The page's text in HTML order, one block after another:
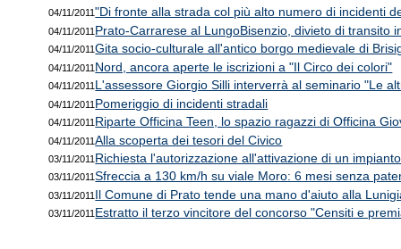
04/11/2011"Di fronte alla strada col più alto numero di incidenti
04/11/2011 Prato-Carrarese al LungoBisenzio, divieto di transito
04/11/2011Gita socio-culturale all'antico borgo medievale di
04/11/2011 Nord, ancora aperte le iscrizioni a "Il Circo dei colori"
04/11/2011 L'assessore Giorgio Silli interverrà al seminario "Le
04/11/2011 Pomeriggio di incidenti stradali
04/11/2011 Riparte Officina Teen, lo spazio ragazzi di Officina
04/11/2011Alla scoperta dei tesori del Civico
03/11/2011 Richiesta l'autorizzazione all'attivazione di un
03/11/2011Sfreccia a 130 km/h su viale Moro: 6 mesi senza
03/11/2011 Il Comune di Prato tende una mano d'aiuto alla
03/11/2011 Estratto il terzo vincitore del concorso "Censiti e